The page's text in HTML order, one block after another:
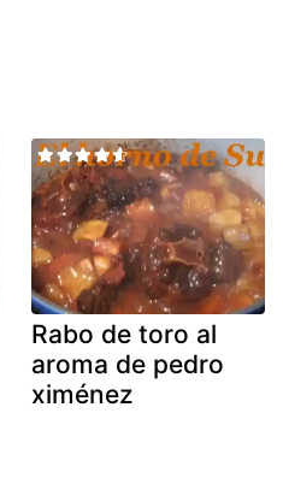
Rabo de toro al
aroma de pedro
ximénez